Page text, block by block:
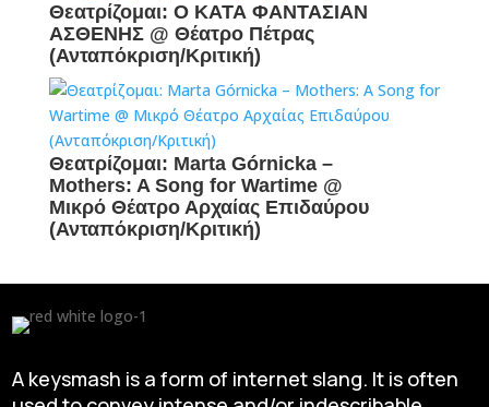
Θεατρίζομαι: Ο ΚΑΤΑ ΦΑΝΤΑΣΙΑΝ
ΑΣΘΕΝΗΣ @ Θέατρο Πέτρας
(Ανταπόκριση/Κριτική)
Θεατρίζομαι: Marta Górnicka –
Mothers: A Song for Wartime @
Μικρό Θέατρο Αρχαίας Επιδαύρου
(Ανταπόκριση/Κριτική)
A keysmash is a form of internet slang. It is often